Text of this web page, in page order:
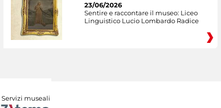
23/06/2026
Sentire e raccontare il museo: Liceo
Linguistico Lucio Lombardo Radice
Servizi museali